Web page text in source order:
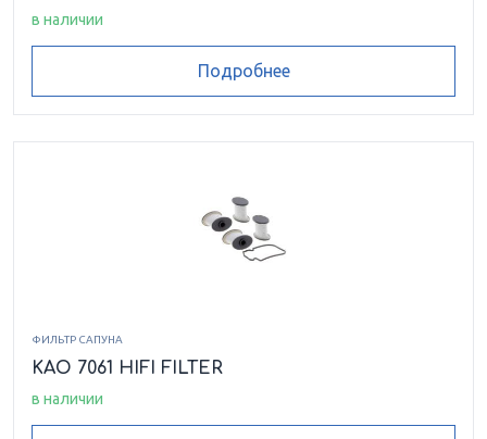
в наличии
Подробнее
ФИЛЬТР САПУНА
KAO 7061 HIFI FILTER
в наличии